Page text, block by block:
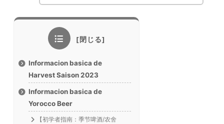
Informacion basica de
Harvest Saison 2023
Informacion basica de
Yorocco Beer
【初学者指南：季节啤酒/农舍